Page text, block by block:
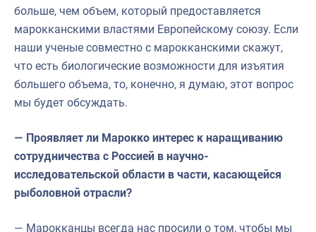
больше, чем объем, который предоставляется
марокканскими властями Европейскому союзу. Если
наши ученые совместно с марокканскими скажут,
что есть биологические возможности для изъятия
большего объема, то, конечно, я думаю, этот вопрос
мы будет обсуждать.
— Проявляет ли Марокко интерес к наращиванию
сотрудничества с Россией в научно-
исследовательской области в части, касающейся
рыболовной отрасли?
— Марокканцы всегда нас просили о том, чтобы мы